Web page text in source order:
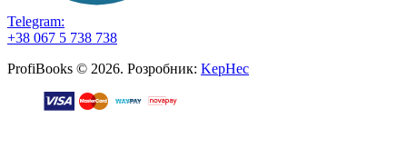
Telegram:
+38 067 5 738 738
ProfiBooks © 2026. Розробник: KepHec